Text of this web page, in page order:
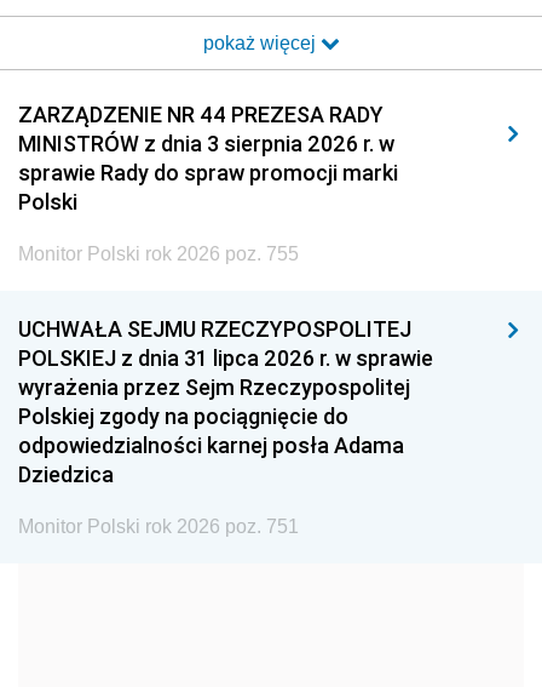
2017 2016 2015
2014 2013 2012
2011 2010 2009
2008 2007 2006
2005
1996 1995 1994
1993 1992 1991
1990 1989
1987 1986 1985
pokaż więcej
ZARZĄDZENIE NR 44 PREZESA RADY
MINISTRÓW z dnia 3 sierpnia 2026 r. w
sprawie Rady do spraw promocji marki
Polski
Monitor Polski rok 2026 poz. 755
UCHWAŁA SEJMU RZECZYPOSPOLITEJ
POLSKIEJ z dnia 31 lipca 2026 r. w sprawie
wyrażenia przez Sejm Rzeczypospolitej
Polskiej zgody na pociągnięcie do
odpowiedzialności karnej posła Adama
Dziedzica
Monitor Polski rok 2026 poz. 751